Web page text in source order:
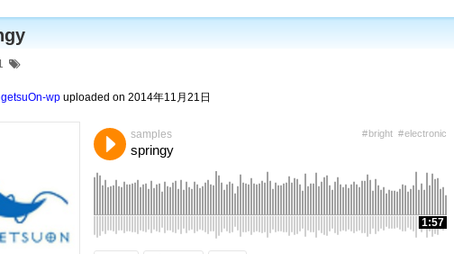
wp uploaded on 2014年11月21日
samples
springy
bright electronic
1:57